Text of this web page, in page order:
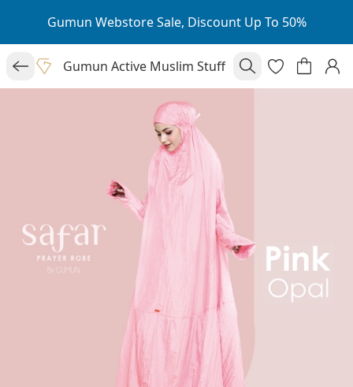
Gumun Webstore Sale, Discount Up To 50%
Gumun Active Muslim Stuff